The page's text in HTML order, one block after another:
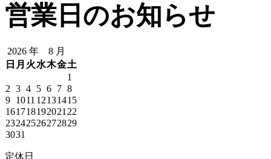
営業日のお知らせ
2026 年 8 月
日 月 火水木金土
1
2 3 4 5 6 7 8
9 1011 12131415
161718192021 22
23242526272829
3031
定休日